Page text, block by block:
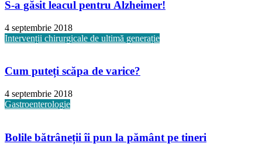
S-a găsit leacul pentru Alzheimer!
4 septembrie 2018
Intervenții chirurgicale de ultimă generație
Cum puteți scăpa de varice?
4 septembrie 2018
Gastroenterologie
Bolile bătrâneții îi pun la pământ pe tineri